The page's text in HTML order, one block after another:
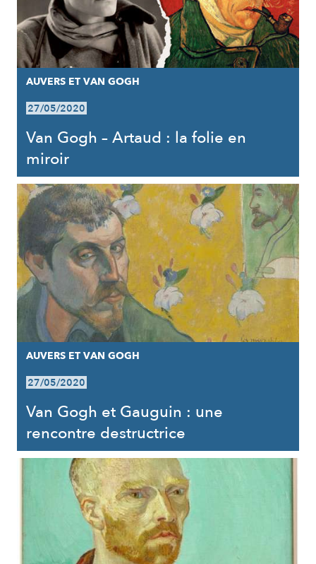
AUVERS ET VAN GOGH
27/05/2020
Van Gogh – Artaud : la folie en
miroir
AUVERS ET VAN GOGH
27/05/2020
Van Gogh et Gauguin : une
rencontre destructrice